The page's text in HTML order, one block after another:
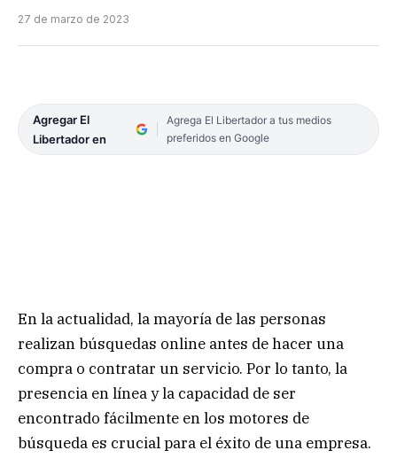
27 de marzo de 2023
Agregar El
Libertador en
Agrega El Libertador a tus medios
preferidos en Google
En la actualidad, la mayoría de las personas
realizan búsquedas online antes de hacer una
compra o contratar un servicio. Por lo tanto, la
presencia en línea y la capacidad de ser
encontrado fácilmente en los motores de
búsqueda es crucial para el éxito de una empresa.